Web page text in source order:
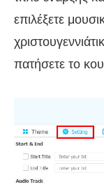
επιλέξετε
πατήσετε το